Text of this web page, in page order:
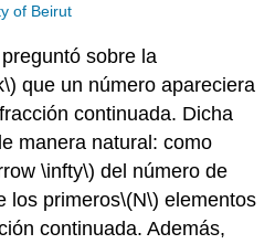
of Beirut
sobre la
que un número apareciera
continuada. Dicha
manera natural: como
\infty\) del número de
los primeros\(N\) elementos
continuada. Además,